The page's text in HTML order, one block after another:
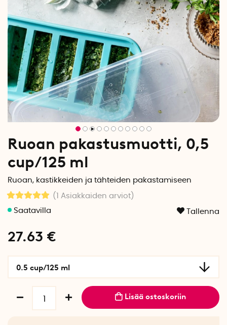
Ruoan pakastusmuotti, 0,5
cup/125 ml
Ruoan, kastikkeiden ja tähteiden pakastamiseen
(1 Asiakkaiden arviot )
Tallenna
27.63 €
0.5 cup/125 ml
Lisää ostoskoriin